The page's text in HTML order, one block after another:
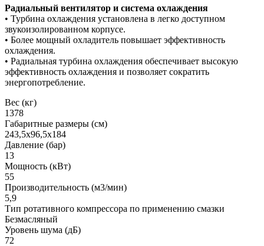
Радиальный вентилятор и система охлаждения
• Турбина охлаждения установлена в легко доступном
звукоизолированном корпусе.
• Более мощный охладитель повышает эффективность
охлаждения.
• Радиальная турбина охлаждения обеспечивает высокую
эффективность охлаждения и позволяет сократить
энергопотребление.
Вес (кг)
1378
Габаритные размеры (см)
243,5х96,5х184
Давление (бар)
13
Мощность (кВт)
55
Производительность (м3/мин)
5,9
Тип ротативного компрессора по применению смазки
Безмасляный
Уровень шума (дБ)
72